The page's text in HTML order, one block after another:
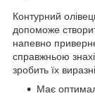
Контурний
допоможе
напевно
справжньою
зробить їх
Має